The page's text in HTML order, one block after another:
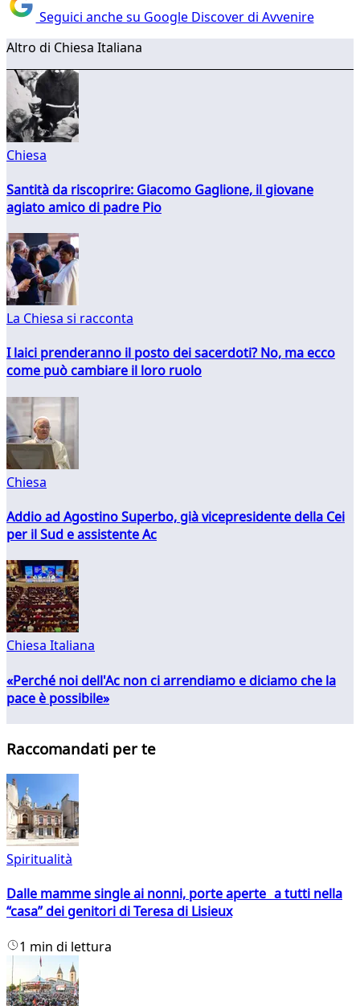
Seguici anche su Google Discover di Avvenire
Altro di Chiesa Italiana
Chiesa
Santità da riscoprire: Giacomo Gaglione, il giovane
agiato amico di padre Pio
La Chiesa si racconta
I laici prenderanno il posto dei sacerdoti? No, ma ecco
come può cambiare il loro ruolo
Chiesa
Addio ad Agostino Superbo, già vicepresidente della Cei
per il Sud e assistente Ac
Chiesa Italiana
«Perché noi dell'Ac non ci arrendiamo e diciamo che la
pace è possibile»
Raccomandati per te
Spiritualità
Dalle mamme single ai nonni, porte aperte a tutti nella
“casa” dei genitori di Teresa di Lisieux
1 min di lettura